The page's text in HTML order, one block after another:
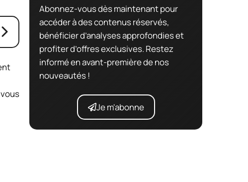
Abonnez-vous dès maintenant pour
accéder à des contenus réservés,
bénéficier d’analyses approfondies et
profiter d’offres exclusives. Restez
informé en avant-première de nos
nouveautés !
Je m'abonne